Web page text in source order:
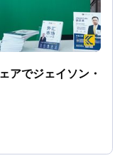
アでジェイソン・